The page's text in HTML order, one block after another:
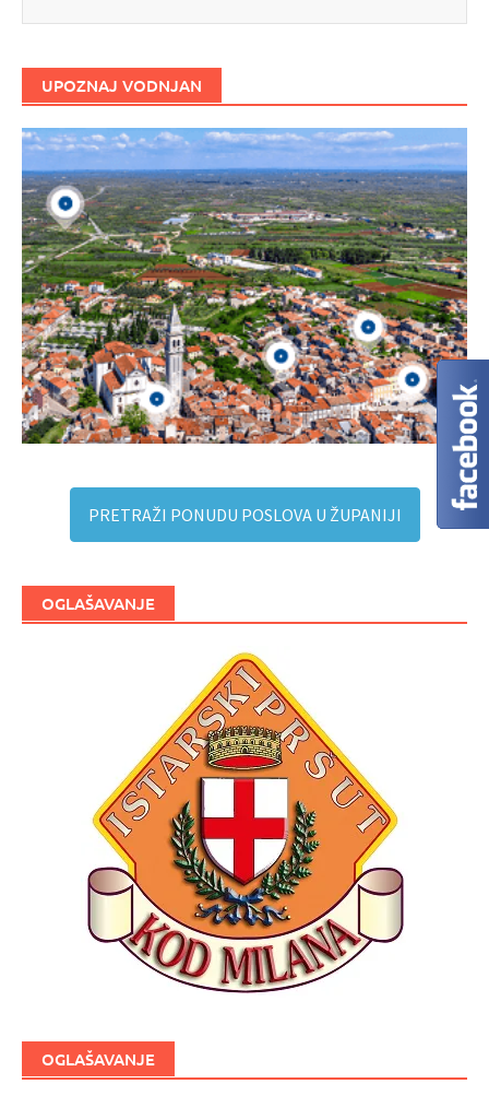
UPOZNAJ VODNJAN
PRETRAŽI PONUDU POSLOVA U ŽUPANIJI
OGLAŠAVANJE
OGLAŠAVANJE